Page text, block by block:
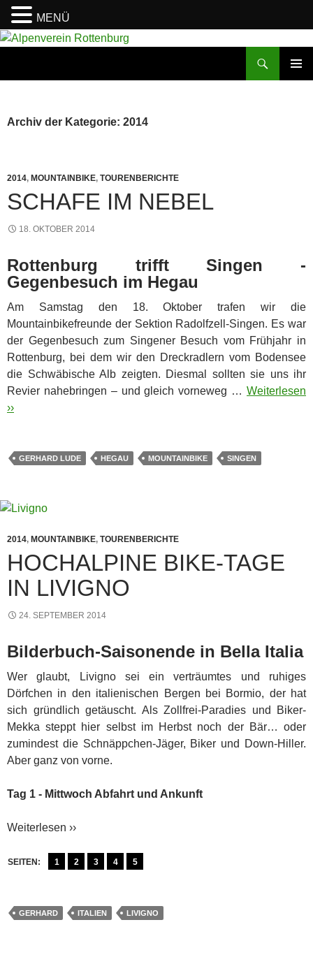
Zum
Archiv der Kategorie: 2014
2014, MOUNTAINBIKE, TOURENBERICHTE
SCHAFE IM NEBEL
18. OKTOBER 2014
Rottenburg trifft Singen -
Gegenbesuch im Hegau
Am Samstag den 18. Oktober trafen wir die
Mountainbikefreunde der Sektion Radolfzell-Singen. Es war
der Gegenbesuch zum Singener Besuch vom Frühjahr in
Rottenburg, bei dem wir den Dreckradlern vom Bodensee
die Schwäbische Alb zeigten. Diesmal sollten sie uns ihr
Revier nahebringen – und gleich vorneweg … Weiterlesen
››
GERHARD LUDE HEGAU MOUNTAINBIKE SINGEN
2014, MOUNTAINBIKE, TOURENBERICHTE
HOCHALPINE BIKE-TAGE
IN LIVIGNO
24. SEPTEMBER 2014
Bilderbuch-Saisonende in Bella Italia
Wer glaubt, Livigno sei ein verträumtes und ruhiges
Dörfchen in den italienischen Bergen bei Bormio, der hat
sich gründlich getäuscht. Als Zollfrei-Paradies und Biker-
Mekka steppt hier selbst im Herbst noch der Bär… oder
zumindest die Schnäppchen-Jäger, Biker und Down-Hiller.
Aber ganz von vorne.
Tag 1 - Mittwoch Abfahrt und Ankunft
Weiterlesen ››
SEITEN: 1 2 3 4 5
GERHARD ITALIEN LIVIGNO
MENÜ